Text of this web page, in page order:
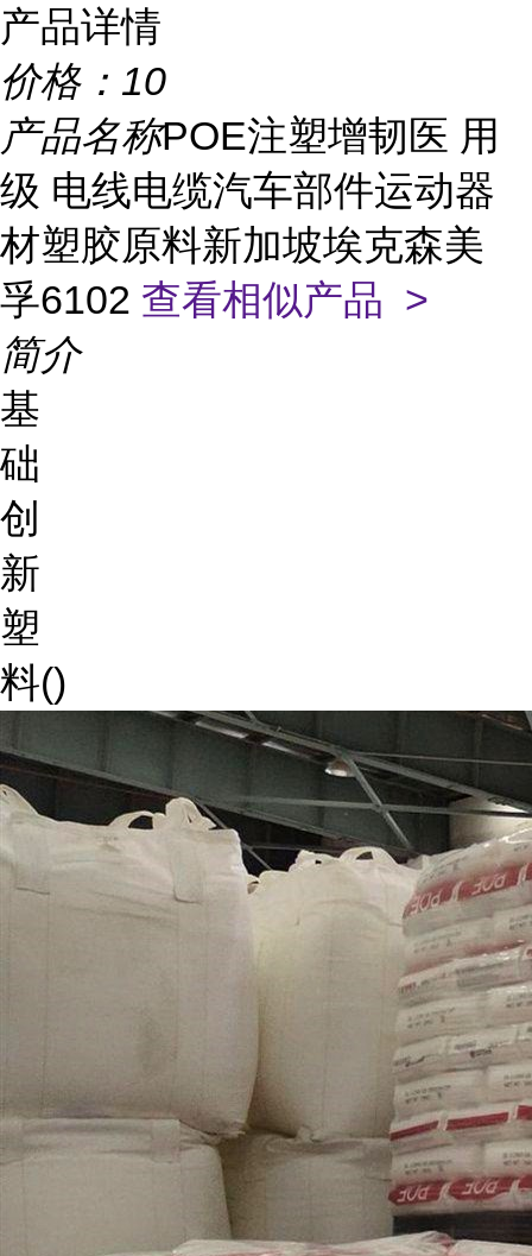
产品详情
价格： 10
产品名称POE注塑增韧医 用
级 电线电缆汽车部件运动器
材塑胶原料新加坡埃克森美
孚6102 查看相似产品 >
简介
基
础
创
新
塑
料()